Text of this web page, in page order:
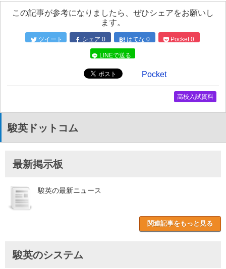
この記事が参考になりましたら、ぜひシェアをお願いし
ます。
ツイート シェア 0 はてな 0 Pocket 0
LINEで送る
Pocket
高校入試資料
駿英ドットコム
最新掲示板
駿英の最新ニュース
関連記事をもっと見る
駿英のシステム